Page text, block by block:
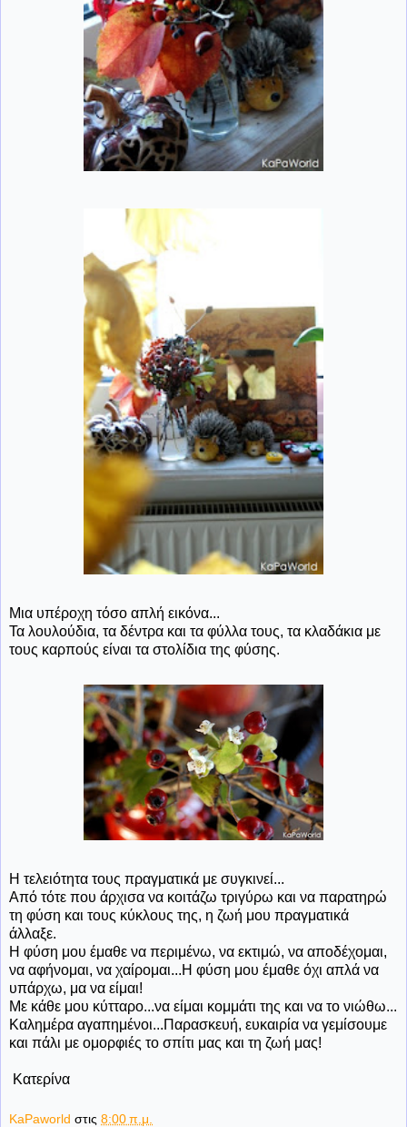
Μια υπέροχη τόσο απλή εικόνα...
Τα λουλούδια, τα δέντρα και τα φύλλα τους, τα κλαδάκια με
τους καρπούς είναι τα στολίδια της φύσης.
Η τελειότητα τους πραγματικά με συγκινεί...
Από τότε που άρχισα να κοιτάζω τριγύρω και να παρατηρώ
τη φύση και τους κύκλους της, η ζωή μου πραγματικά
άλλαξε.
Η φύση μου έμαθε να περιμένω, να εκτιμώ, να αποδέχομαι,
να αφήνομαι, να χαίρομαι...Η φύση μου έμαθε όχι απλά να
υπάρχω, μα να είμαι!
Με κάθε μου κύτταρο...να είμαι κομμάτι της και να το νιώθω...
Καλημέρα αγαπημένοι...Παρασκευή, ευκαιρία να γεμίσουμε
και πάλι με ομορφιές το σπίτι μας και τη ζωή μας!
Κατερίνα
KaPaworld στις 8:00 π.μ.